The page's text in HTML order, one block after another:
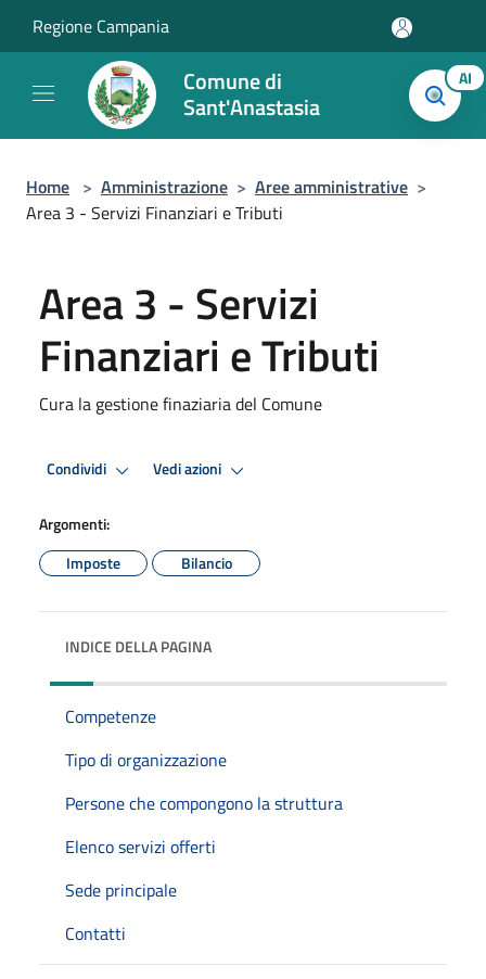
Regione Campania
Comune di
Sant'Anastasia
AI
Home > Amministrazione > Aree amministrative >
Area 3 - Servizi Finanziari e Tributi
Area 3 - Servizi
Finanziari e Tributi
Cura la gestione finaziaria del Comune
Condividi Vedi azioni
Argomenti:
Imposte
Bilancio
INDICE DELLA PAGINA
Competenze
Tipo di organizzazione
Persone che compongono la struttura
Elenco servizi offerti
Sede principale
Contatti